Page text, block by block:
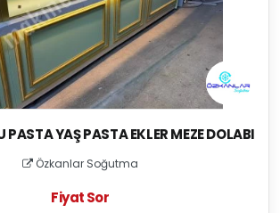
PASTA YAŞ PASTA EKLER MEZE DOLABI
Özkanlar Soğutma
Fiyat Sor